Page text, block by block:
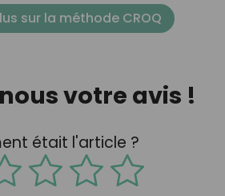
sur la méthode CROQ
votre avis !
était l'article ?